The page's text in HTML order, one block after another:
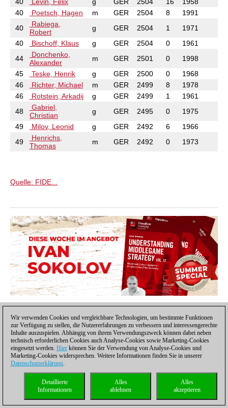
40
Poetsch, Hagen m GER 2504 8
1991
40
Rabiega,
Robert
g GER 2504 1
1971
40
Bischoff, Klaus g GER 2504 0
1961
44
Donchenko,
Alexander
m GER 2501 0
1998
45
Teske, Henrik g GER 2500 0
1968
46
Richter, Michael m GER 2499 8
1978
46
Rotstein, Arkadij g GER 2499 1
1961
48
Gabriel,
Christian
g GER 2495 0
1975
49
Milov, Leonid g GER 2492 6
1966
49
Henrichs,
Thomas
m GER 2492 0 1973
Quelle: FIDE...
Themen:Eloliste,FIDE
André Schulz
André Schulz, seit 1991 bei ChessBase, ist seit 1997
der Redakteur der deutschsprachigen ChessBase
Wir verwenden Cookies und vergleichbare Technologien, um bestimmte Funktionen
zur Verfügung zu stellen, die Nutzererfahrungen zu verbessern und interessengerechte
Inhalte auszuspielen. Abhängig von ihrem Verwendungszweck können dabei neben
technisch erforderlichen Cookies auch Analyse-Cookies sowie Marketing-Cookies
eingesetzt werden. Hier können Sie der Verwendung von Analyse-Cookies und
Marketing-Cookies widersprechen. Weitere Informationen finden Sie in unserer
Datenschutzerklärung.
Alles
akzeptieren
Alles
ablehnen
Detaillierte
Informationen